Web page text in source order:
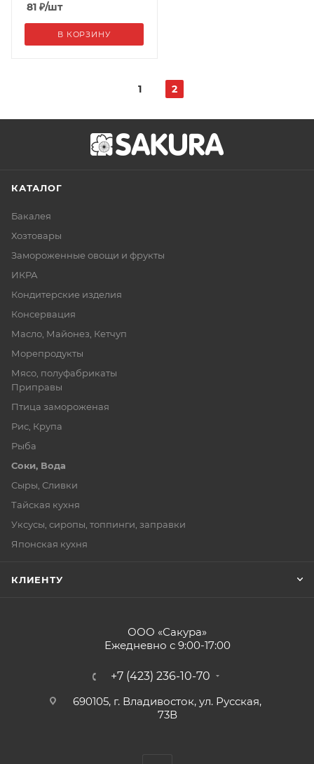
81 ₽/шт
В КОРЗИНУ
1 2
КАТАЛОГ
Бакалея
Хозтовары
Замороженные овощи и фрукты
ИКРА
Кондитерские изделия
Консервация
Масло, Майонез, Кетчуп
Морепродукты
Мясо, полуфабрикаты
Приправы
Птица замороженая
Рис, Крупа
Рыба
Соки, Вода
Сыры, Сливки
Тайская кухня
Уксусы, сиропы, топпинги, заправки
Японская кухня
КЛИЕНТУ
ООО «Сакура»
Ежедневно с 9:00-17:00
+7 (423) 236-10-70
690105, г. Владивосток, ул. Русская,
73В